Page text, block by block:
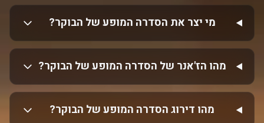
מי יצר את הסדרה המופע של הבוקר?
מהו הז'אנר של הסדרה המופע של הבוקר?
מהו דירוג הסדרה המופע של הבוקר?